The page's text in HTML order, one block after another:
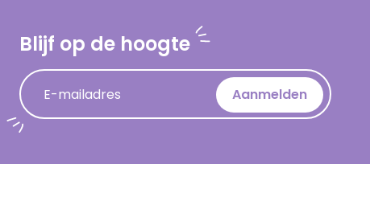
Blijf op de hoogte
E-mailadres Aanmelden